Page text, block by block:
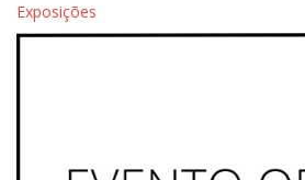
Exposições